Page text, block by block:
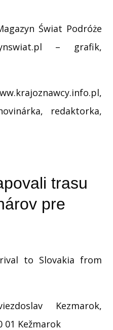
Świat Podróże
– grafik,
redaktorka,
trasu
pre
to Slovakia from
Kezmarok,
01 Kežmarok